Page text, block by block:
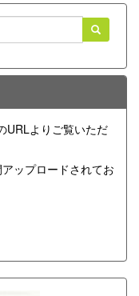
URLよりご覧いただ
ップロードされてお